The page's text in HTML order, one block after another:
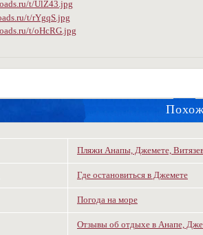
Пляжи Анапы, Джемете,
Где остановиться в Джемете
Погода на море
Отзывы об отдыхе в Анапе,